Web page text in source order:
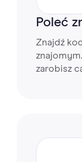
Poleć
Znajdź
zarobisz